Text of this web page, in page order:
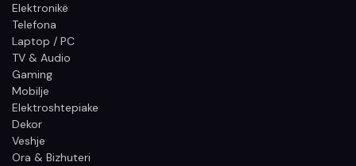
Elektronikë
Telefona
Laptop / PC
TV & Audio
Gaming
Mobilje
Elektroshtepiake
Dekor
Veshje
Ora & Bizhuteri